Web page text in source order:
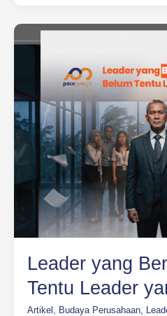
Leader yang
Tentu Leader
Artikel Budaya Perusahaan,
Leader
yang
Leader
yang
Efektif